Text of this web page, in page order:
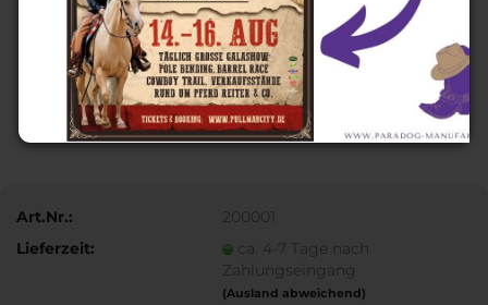
Art.Nr.:
200001
Lieferzeit:
ca. 4-7 Tage nach
Zahlungseingang
(Ausland abweichend)